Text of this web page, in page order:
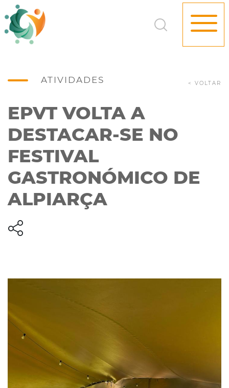
ATIVIDADES < VOLTAR
EPVT VOLTA A
DESTACAR-SE NO
FESTIVAL
GASTRONÓMICO DE
ALPIARÇA